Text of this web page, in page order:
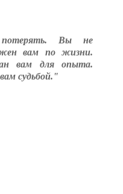
Вы не
вам по жизни.
вам для опыта.
судьбой."